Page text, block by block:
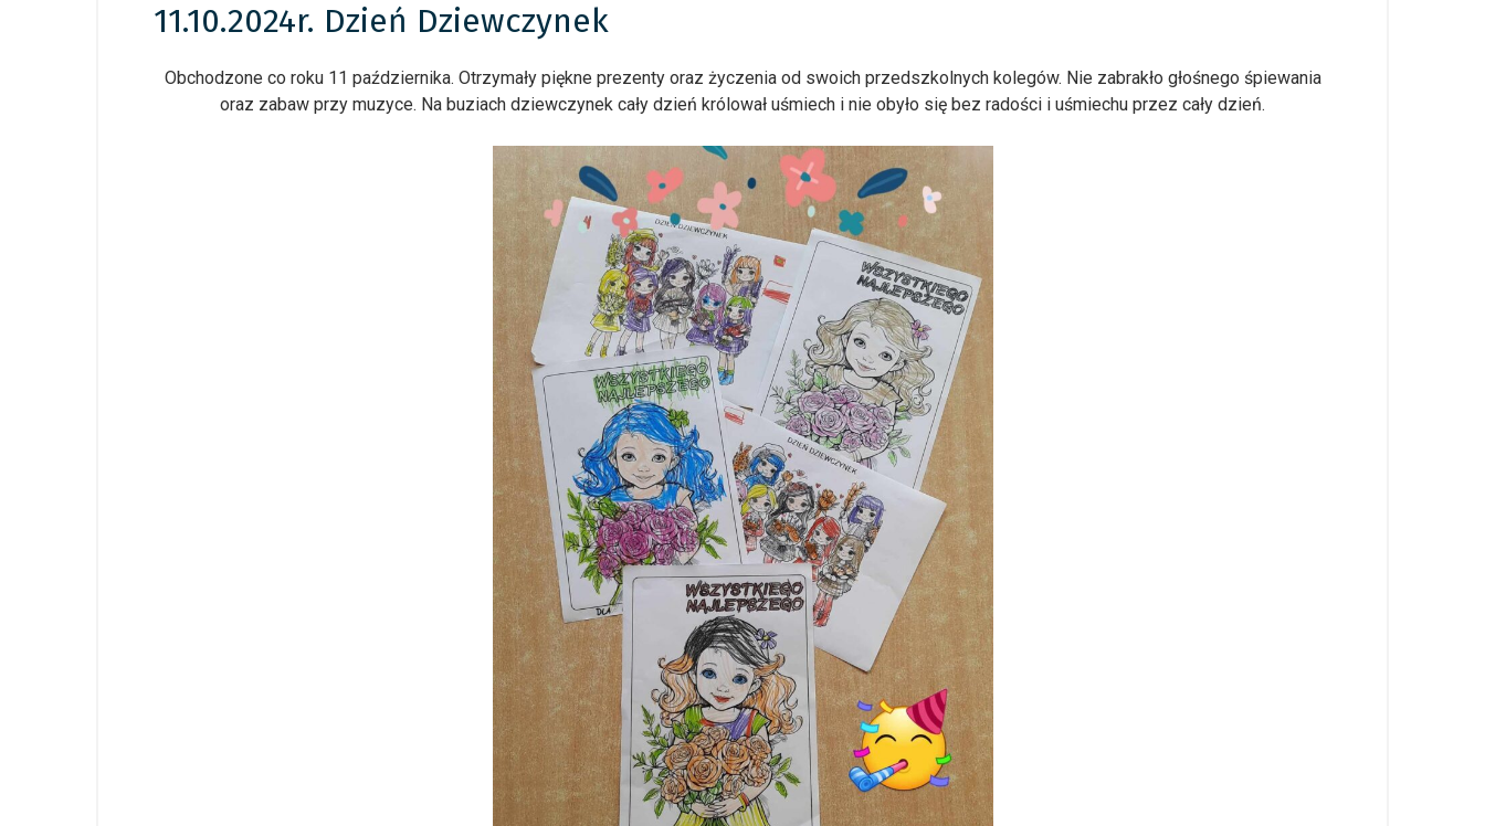
11.10.2024r. Dzień Dziewczynek
Obchodzone co roku 11 października. Otrzymały piękne prezenty oraz życzenia od swoich przedszkolnych kolegów. Nie zabrakło głośnego śpiewania
oraz zabaw przy muzyce. Na buziach dziewczynek cały dzień królował uśmiech i nie obyło się bez radości i uśmiechu przez cały dzień.